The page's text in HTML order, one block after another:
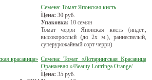
Семена: Томат Японская кисть.
Цена: 30 руб.
Упаковка: 10 семян
Томат черри Японская кисть (индет.,
высокорослый (до 2х м.), раннеспелый,
суперурожайный сорт черри)
красавица» Семена: Томат «Лотарингская Красавица
Оранжевая »/Beauty Lottringa Оrange/
Цена: 35 руб.